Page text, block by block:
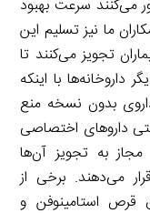
می‌کنند سرعت بهبود
ما نیز تسلیم این
تجویز می‌کنند تا
داروخانه‌ها با اینکه
بدون نسخه منع
داروهای اختصاصی
به تجویز آن‌ها
می‌دهند. برخی از
قرص استامینوفن و